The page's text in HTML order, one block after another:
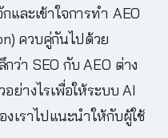
และเข้าใจการทำ AEO
ควบคู่กันไปด้วย
ว่า SEO กับ AEO ต่าง
ย่างไรเพื่อให้ระบบ AI
เราไปแนะนำให้กับผู้ใช้